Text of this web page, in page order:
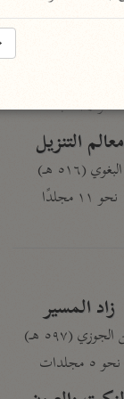
نحو ١٩ مجلدًا
لأحكام القرآن
نحو ٢٤ مجلدًا
معالم التنزيل
البغوي (٥١٦ هـ)
نحو ١١ مجلدًا
زاد المسير
(٥٩٧ هـ)
نحو ٥ مجلدات